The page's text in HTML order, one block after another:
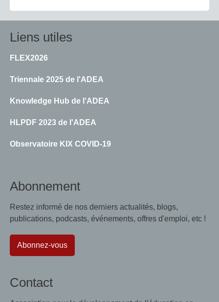
Liens utiles
FLEX2026
Triennale 2025 de l'ADEA
Knowledge Hub de l'ADEA
HLPDF 2023 de l'ADEA
Observatoire KIX COVID-19
Abonnement
Restez informé de nos derniers actualités, blogs,
publications, podcasts, événements, offres d'emploi, etc !
Abonnez-vous
Contact